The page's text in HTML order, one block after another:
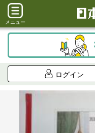
メニュー
ログイン